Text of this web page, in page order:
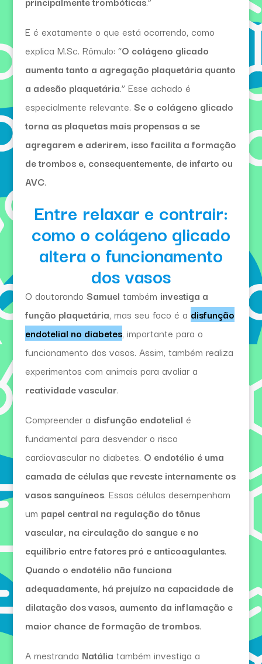
E é exatamente o que está ocorrendo, como
explica M.Sc. Rômulo: “O colágeno glicado
aumenta tanto a agregação plaquetária quanto
a adesão plaquetária.” Esse achado é
especialmente relevante. Se o colágeno glicado
torna as plaquetas mais propensas a se
agregarem e aderirem, isso facilita a formação
de trombos e, consequentemente, de infarto ou
AVC.
Entre relaxar e contrair:
como o colágeno glicado
altera o funcionamento
dos vasos
O doutorando Samuel também investiga a
função plaquetária, mas seu foco é a disfunção
endotelial no diabetes, importante para o
funcionamento dos vasos. Assim, também realiza
experimentos com animais para avaliar a
reatividade vascular.
Compreender a disfunção endotelial é
fundamental para desvendar o risco
cardiovascular no diabetes. O endotélio é uma
camada de células que reveste internamente os
vasos sanguíneos. Essas células desempenham
um papel central na regulação do tônus
vascular, na circulação do sangue e no
equilíbrio entre fatores pró e anticoagulantes.
Quando o endotélio não funciona
adequadamente, há prejuízo na capacidade de
dilatação dos vasos, aumento da inflamação e
maior chance de formação de trombos.
A mestranda Natália também investiga a